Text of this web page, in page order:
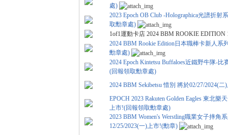
處)
2023 Epoch OB Club -Holographica光譜折
取勳章處)
1of1運動卡店 2024 BBM ROOKIE EDITION
2024 BBM Rookie Edition日本職棒卡新人系
勳章處)
2024 Epoch Kintetsu Buffaloes近鐵野牛隊-
(回報領取勳章處)
2024 BBM Sekibetsu 惜別 將於02/27/2024(
EPOCH 2023 Rakuten Golden Eagles 東北樂
上市!(回報領取勳章處)
2023 BBM Women's Werstling職業女子摔角
12/25/2023(一)上市!(勳章)